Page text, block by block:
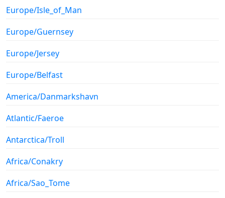
Europe/Isle_of_Man
Europe/Guernsey
Europe/Jersey
Europe/Belfast
America/Danmarkshavn
Atlantic/Faeroe
Antarctica/Troll
Africa/Conakry
Africa/Sao_Tome